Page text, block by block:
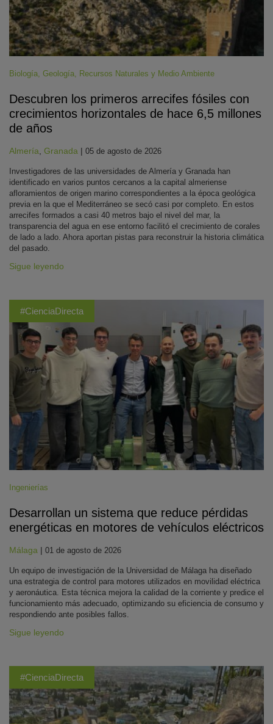
Biología Geología Recursos Naturales y Medio Ambiente
Descubren los primeros arrecifes fósiles con
crecimientos horizontales de hace 6,5 millones
de años
Almería Granada | 05 de agosto de 2026
Investigadores de las universidades de Almería y Granada han
identificado en varios puntos cercanos a la capital almeriense
afloramientos de origen marino correspondientes a la época geológica
previa en la que el Mediterráneo se secó casi por completo. En estos
arrecifes formados a casi 40 metros bajo el nivel del mar, la
transparencia del agua en ese entorno facilitó el crecimiento de corales
de lado a lado. Ahora aportan pistas para reconstruir la historia climática
del pasado.
Sigue leyendo
#CienciaDirecta
Ingenierías
Desarrollan un sistema que reduce pérdidas
energéticas en motores de vehículos eléctricos
Málaga | 01 de agosto de 2026
Un equipo de investigación de la Universidad de Málaga ha diseñado
una estrategia de control para motores utilizados en movilidad eléctrica
y aeronáutica. Esta técnica mejora la calidad de la corriente y predice el
funcionamiento más adecuado, optimizando su eficiencia de consumo y
respondiendo ante posibles fallos.
Sigue leyendo
#CienciaDirecta